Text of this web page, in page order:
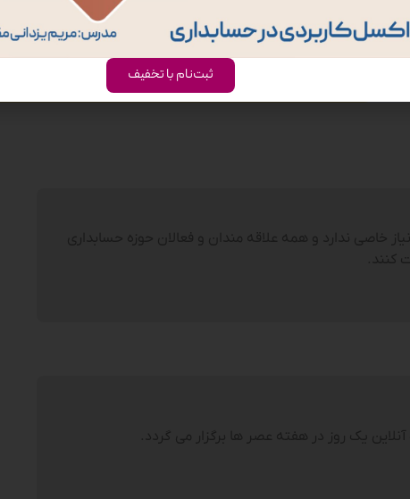
دکترای حسابداری دانشگاه تهران، مدرس دانشگاه عضو هیات علمی دانشگاه پیام نور
و کارشناس رسمی دادگستری، تالیف و ترجمه 9جلد کتاب در حوزه حسابداری مدیریت
و عضو انجمن های حرفه ای
ثبت‌نام با تخفیف